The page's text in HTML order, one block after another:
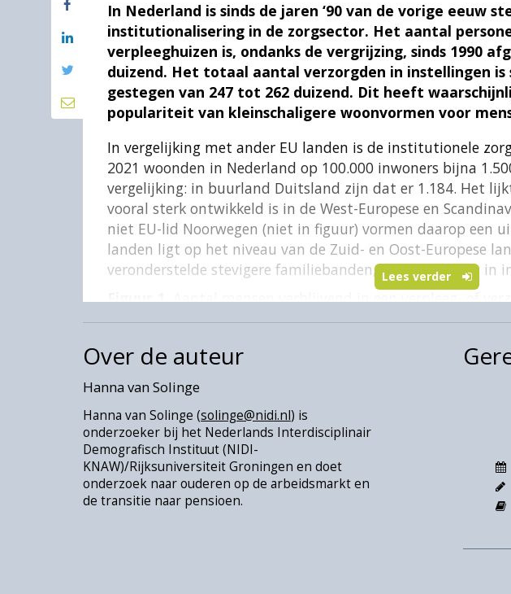
Lees verder
In Nederland is sinds de jaren ‘90 van de vorige eeuw
institutionalisering in de zorgsector. Het aantal
verpleeghuizen is, ondanks de vergrijzing, sinds 1990
duizend. Het totaal aantal verzorgden in instellingen
gestegen van 247 tot 262 duizend. Dit heeft
populariteit van kleinschaligere woonvormen voor
In vergelijking met ander EU landen is de institutionele
2021 woonden in Nederland op 100.000 inwoners bijna
vergelijking: in buurland Duitsland zijn dat er 1.184. Het
vooral sterk ontwikkeld is in de West-Europese en
niet EU-lid Noorwegen (niet in figuur) vormen daarop een
landen ligt op het niveau van de Zuid- en Oost-Europese
veronderstelde stevigere familiebanden, veel vaker zorg in
Figuur 1.Aantal mensen verblijvend in een verpleeg- of
Over de auteur
Hanna van Solinge
Hanna van Solinge (solinge@nidi.nl) is
onderzoeker bij het Nederlands Interdisciplinair
Demografisch Instituut (NIDI-
KNAW)/Rijksuniversiteit Groningen en doet
onderzoek naar ouderen op de arbeidsmarkt en
de transitie naar pensioen.